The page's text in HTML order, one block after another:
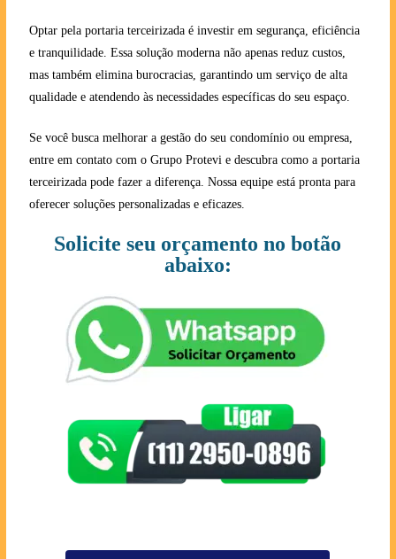
Optar pela portaria terceirizada é investir em segurança, eficiência
e tranquilidade. Essa solução moderna não apenas reduz custos,
mas também elimina burocracias, garantindo um serviço de alta
qualidade e atendendo às necessidades específicas do seu espaço.
Se você busca melhorar a gestão do seu condomínio ou empresa,
entre em contato com o Grupo Protevi e descubra como a portaria
terceirizada pode fazer a diferença. Nossa equipe está pronta para
oferecer soluções personalizadas e eficazes.
Solicite seu orçamento no botão
abaixo: